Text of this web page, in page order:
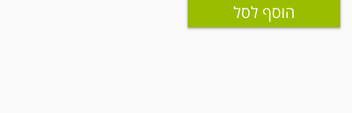
הוסף לסל